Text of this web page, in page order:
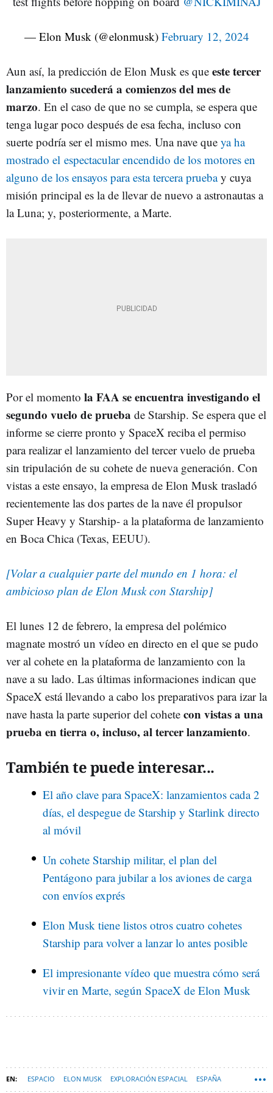
— Elon Musk (@elonmusk) February 12, 2024
Aun así, la predicción de Elon Musk es que este tercer
lanzamiento sucederá a comienzos del mes de
marzo. En el caso de que no se cumpla, se espera que
tenga lugar poco después de esa fecha, incluso con
suerte podría ser el mismo mes. Una nave que ya ha
mostrado el espectacular encendido de los motores en
alguno de los ensayos para esta tercera pruebay cuya
misión principal es la de llevar de nuevo a astronautas a
la Luna; y, posteriormente, a Marte.
Por el momento la FAA se encuentra investigando el
segundo vuelo de prueba de Starship. Se espera que el
informe se cierre pronto y SpaceX reciba el permiso
para realizar el lanzamiento del tercer vuelo de prueba
sin tripulación de su cohete de nueva generación. Con
vistas a este ensayo, la empresa de Elon Musk trasladó
recientemente las dos partes de la nave él propulsor
Super Heavy y Starship- a la plataforma de lanzamiento
en Boca Chica (Texas, EEUU).
[Volar a cualquier parte del mundo en 1 hora: el
ambicioso plan de Elon Musk con Starship]
El lunes 12 de febrero, la empresa del polémico
magnate mostró un vídeo en directo en el que se pudo
ver al cohete en la plataforma de lanzamiento con la
nave a su lado. Las últimas informaciones indican que
SpaceX está llevando a cabo los preparativos para izar la
nave hasta la parte superior del cohete con vistas a una
prueba en tierra o, incluso, al tercer lanzamiento.
También te puede interesar...
El año clave para SpaceX: lanzamientos cada 2
días, el despegue de Starship y Starlink directo
al móvil
Un cohete Starship militar, el plan del
Pentágono para jubilar a los aviones de carga
con envíos exprés
Elon Musk tiene listos otros cuatro cohetes
Starship para volver a lanzar lo antes posible
El impresionante vídeo que muestra cómo será
vivir en Marte, según SpaceX de Elon Musk‍
ESPACIO ELON MUSK EXPLORACIÓN ESPACIAL ESPAÑA